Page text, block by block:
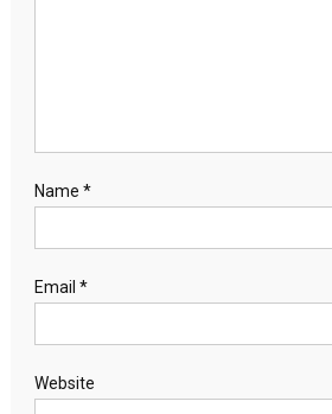
Name *
Email *
Website